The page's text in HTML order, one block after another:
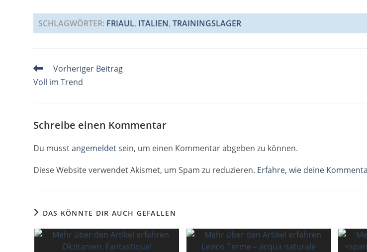
c
e
o
o
k
ai
l
er
e
k
e
at
s
G re
a
ss
a
SCHLAGWÖRTER: FRIAUL, ITALIEN, TRAININGSLAGER
Weitere
Artikel
ansehen
Vorheriger Beitrag
Voll im Trend
Schreibe einen Kommentar
Du musstangemeldetsein, um einen Kommentar abgeben zu können.
Diese Website verwendet Akismet, um Spam zu reduzieren. Erfahre, wie deine
DAS KÖNNTE DIR AUCH GEFALLEN